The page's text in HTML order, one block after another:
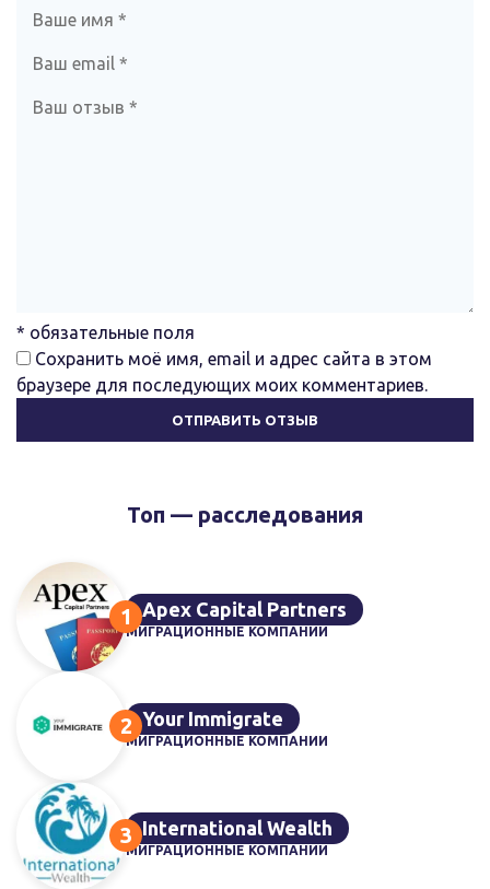
* обязательные поля
Сохранить моё имя, email и адрес сайта в этом
браузере для последующих моих комментариев.
Топ — расследования
Apex Capital Partners
МИГРАЦИОННЫЕ КОМПАНИИ
Your Immigrate
МИГРАЦИОННЫЕ КОМПАНИИ
International Wealth
МИГРАЦИОННЫЕ КОМПАНИИ